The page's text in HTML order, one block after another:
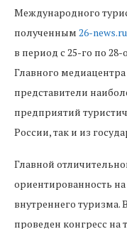
Международного
полученным 26-news.ru
в период с 25-го по 28-
Главного
представители
предприятий
России, так и из
Главной
ориентированность
внутреннего туризма.
проведен конгресс на